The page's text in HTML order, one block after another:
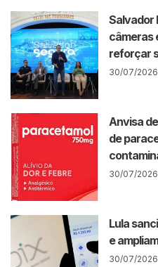
Salvador
câmeras
reforçar
30/07/2026
Anvisa
de
30/07/2026
Lula
e
30/07/2026